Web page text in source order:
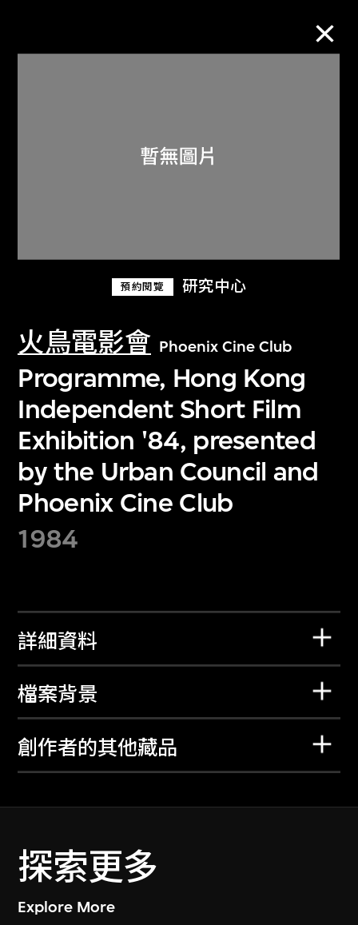
預約閱覽 研究中心
火鳥電影會 Phoenix Cine Club
Programme, Hong Kong
Independent Short Film
Exhibition '84, presented
by the Urban Council and
Phoenix Cine Club
1984
詳細資料
檔案背景
創作者的其他藏品
探索更多
Explore More
關於M+藏品
探索世界頂級的二十及二十一世紀視覺
文化藏品。